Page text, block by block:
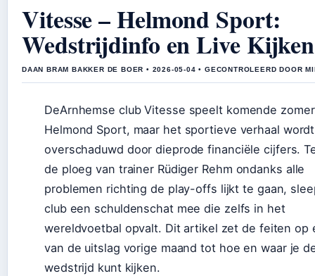
Vitesse – Helmond Sport:
Wedstrijdinfo en Live Kijken
DAAN BRAM BAKKER DE BOER • 2026-05-04 • GECONTROLEERD DOOR
DeArnhemse club Vitesse speelt komende
Helmond Sport, maar het sportieve verhaal wordt
overschaduwd door dieprode financiële cijfers.
de ploeg van trainer Rüdiger Rehm ondanks alle
problemen richting de play-offs lijkt te gaan,
club een schuldenschat mee die zelfs in het
wereldvoetbal opvalt. Dit artikel zet de feiten op
van de uitslag vorige maand tot hoe en waar je
wedstrijd kunt kijken.